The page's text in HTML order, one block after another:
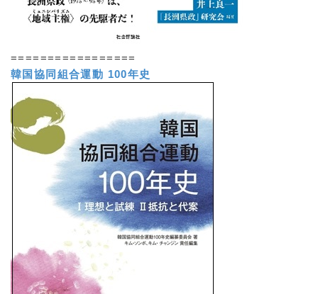
=================
韓国協同組合運動 100年史